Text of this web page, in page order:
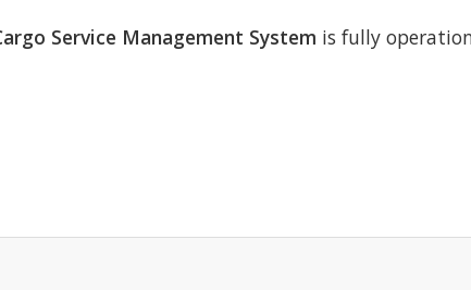
Service Management System is fully